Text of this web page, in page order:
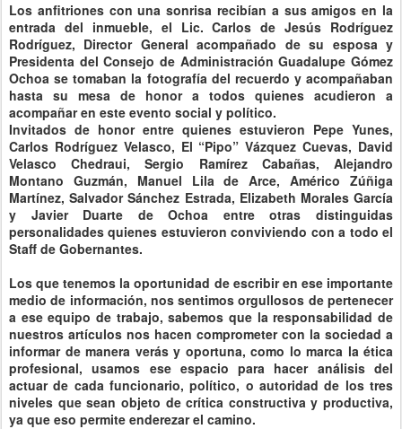
Los anfitriones con una sonrisa recibían a sus amigos en la
entrada del inmueble, el Lic. Carlos de Jesús Rodríguez
Rodríguez, Director General acompañado de su esposa y
Presidenta del Consejo de Administración Guadalupe Gómez
Ochoa se tomaban la fotografía del recuerdo y acompañaban
hasta su mesa de honor a todos quienes acudieron a
acompañar en este evento social y político.
Invitados de honor entre quienes estuvieron Pepe Yunes,
Carlos Rodríguez Velasco, El “Pipo” Vázquez Cuevas, David
Velasco Chedraui, Sergio Ramírez Cabañas, Alejandro
Montano Guzmán, Manuel Lila de Arce, Américo Zúñiga
Martínez, Salvador Sánchez Estrada, Elizabeth Morales García
y Javier Duarte de Ochoa entre otras distinguidas
personalidades quienes estuvieron conviviendo con a todo el
Staff de Gobernantes.
Los que tenemos la oportunidad de escribir en ese importante
medio de información, nos sentimos orgullosos de pertenecer
a ese equipo de trabajo, sabemos que la responsabilidad de
nuestros artículos nos hacen comprometer con la sociedad a
informar de manera verás y oportuna, como lo marca la ética
profesional, usamos ese espacio para hacer análisis del
actuar de cada funcionario, político, o autoridad de los tres
niveles que sean objeto de crítica constructiva y productiva,
ya que eso permite enderezar el camino.